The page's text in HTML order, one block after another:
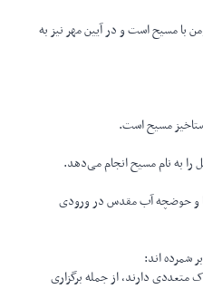
با مسیح است و در آیین مهر نیز به
مسیح است.
به نام مسیح انجام می‌دهد.
و حوضچه آب مقدس در ورودی
شمرده اند:
متعددی دارند، از جمله برگزاری